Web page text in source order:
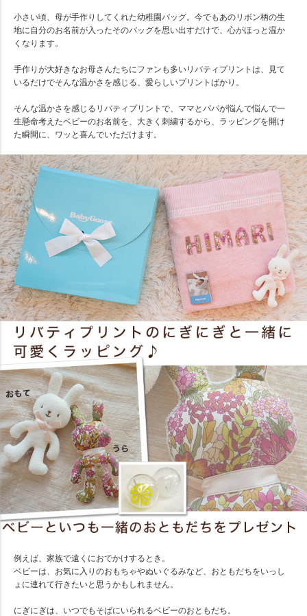
小さい頃、母が手作りしてくれた幼稚園バッグ。今でもあのリボン柄の生
地に自分のお名前が入ったそのバッグを思い出すだけで、心がほっと温か
くなります。
手作りが大好きなお母さんたちにファンも多いリバティプリントは、見て
いるだけでそんな温かさを感じる、愛らしいプリントばかり。
そんな温かさを感じるリバティプリントで、ママとパパが悩んで悩んで一
生懸命考えたベビーのお名前を、大きく刺繍するから、ラッピングを開け
た瞬間に、ワッと喜んでいただけます。
例えば、家族で遠くにおでかけするとき。
ベビーは、お気に入りのおもちゃやぬいぐるみなど、おともだちをいっし
ょに連れて行きたいと思うかもしれません。
にぎにぎは、いつでもそばにいられるベビーのおともだち。